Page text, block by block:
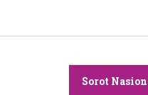
konten
Sorot